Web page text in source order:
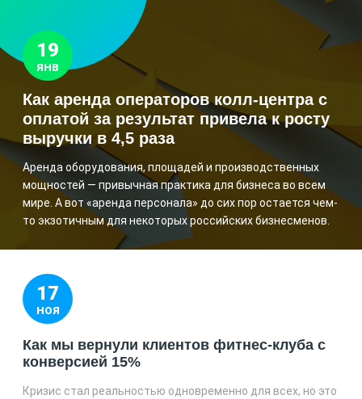
19
ЯНВ
Как аренда операторов колл-центра с
оплатой за результат привела к росту
выручки в 4,5 раза
Аренда оборудования, площадей и производственных
мощностей — привычная практика для бизнеса во всем
мире. А вот «аренда персонала» до сих пор остается чем-
то экзотичным для некоторых российских бизнесменов.
17
НОЯ
Как мы вернули клиентов фитнес-клуба с
конверсией 15%
Кризис стал реальностью одновременно для всех, но это